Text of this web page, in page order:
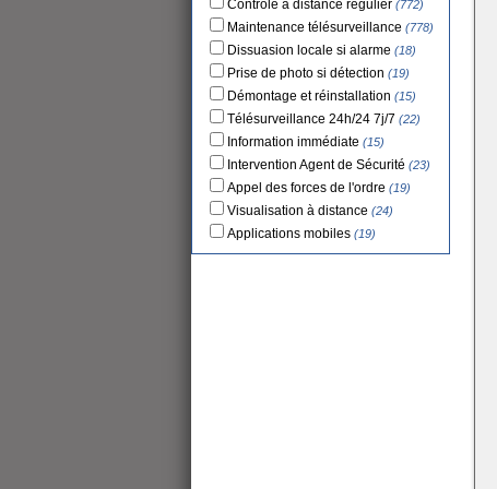
Contrôle à distance régulier (772)
Maintenance télésurveillance (778)
Dissuasion locale si alarme (18)
Prise de photo si détection (19)
Démontage et réinstallation (15)
Télésurveillance 24h/24 7j/7 (22)
Information immédiate (15)
Intervention Agent de Sécurité (23)
Appel des forces de l'ordre (19)
Visualisation à distance (24)
Applications mobiles (19)